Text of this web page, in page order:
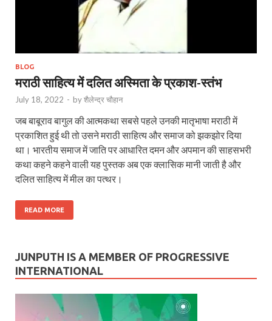
BLOG
मराठी साहित्य में दलित अस्मिता के प्रकाश-स्तंभ
July 18, 2022 - byशैलेन्द्र चौहान
जब बाबूराव बागुल की आत्मकथा सबसे पहले उनकी मातृभाषा मराठी में
प्रकाशित हुई थी तो उसने मराठी साहित्य और समाज को झकझोर दिया
था। भारतीय समाज में जाति पर आधारित दमन और अपमान की साहसभरी
कथा कहने कहने वाली यह पुस्तक अब एक क्लासिक मानी जाती है और
दलित साहित्य में मील का पत्थर।
READ MORE
JUNPUTH IS A MEMBER OF PROGRESSIVE
INTERNATIONAL